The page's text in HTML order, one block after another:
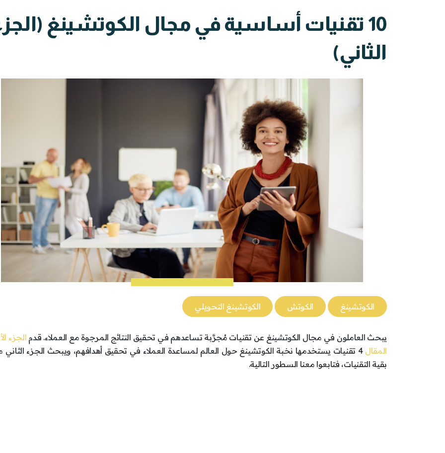
10 تقنيات أساسية في مجال الكوتشينغ
الثاني)
الكوتشينغ الكوتش الكوتشينغ التحويلي
يبحث العاملون في مجال الكوتشينغ عن تقنيات مُجرَّبة تساعدهم في تحقيق النتائج المرجوة مع العملاء. قدم الجزء
المقال
4 تقنيات يستخدمها نخبة الكوتشينغ حول العالم لمساعدة العملاء في تحقيق أهدافهم، ويبحث الجزء
بقية التقنيات، فتابعوا معنا السطور التالية.